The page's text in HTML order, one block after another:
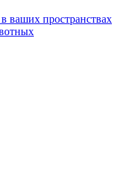
ваших пространствах